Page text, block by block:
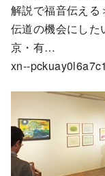
解説で福音伝え
伝道の機会にした
京・有…
xn--